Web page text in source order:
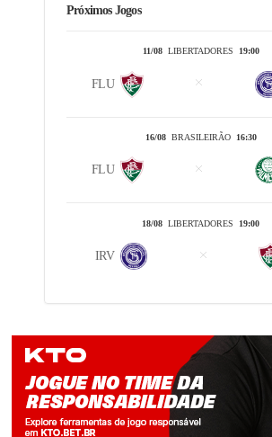
Próximos Jogos
11/08LIBERTADORES 19:00
FLU
16/08BRASILEIRÃO 16:30
FLU
18/08 LIBERTADORES 19:00
IRV